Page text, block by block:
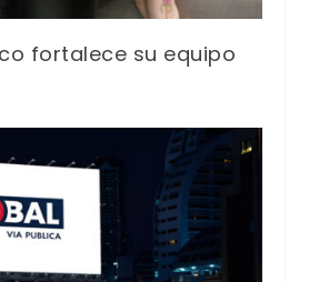
fortalece su equipo